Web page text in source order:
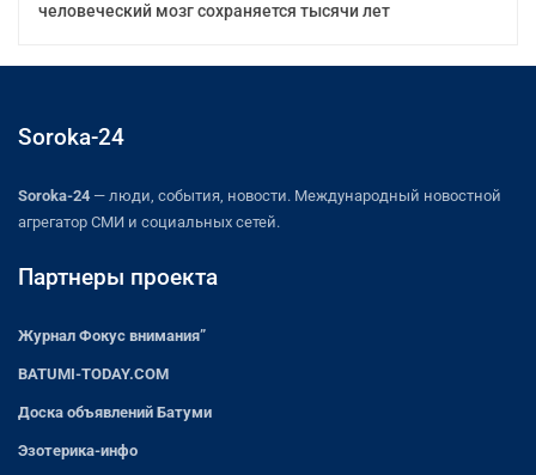
человеческий мозг сохраняется тысячи лет
Soroka-24
Soroka-24 — люди, события, новости. Международный новостной
агрегатор СМИ и социальных сетей.
Партнеры проекта
Журнал Фокус внимания”
BATUMI-TODAY.COM
Доска объявлений Батуми
Эзотерика-инфо